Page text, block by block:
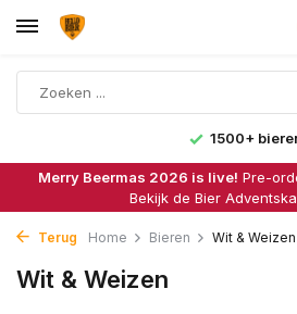
1500+
Merry Beermas 2026 is live! Pre-
Bekijk de Bier
Terug Home Bieren Wit & Weizen
Wit & Weizen